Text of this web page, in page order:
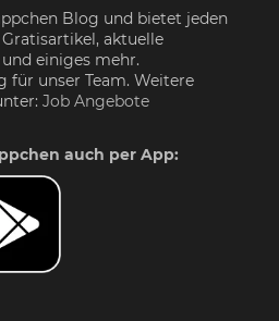
Blog und bietet jeden
aktuelle
und einiges mehr.
für unser Team. Weitere
Job Angebote
auch per App: